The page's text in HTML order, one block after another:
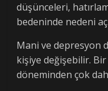
düşünceleri,
bedeninde nedeni
Mani ve depresyon
kişiye değişebilir.
döneminden çok